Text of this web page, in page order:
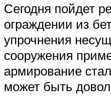
Сегодня пойдет
ограждении из
упрочнения
сооружения
армирование
может быть